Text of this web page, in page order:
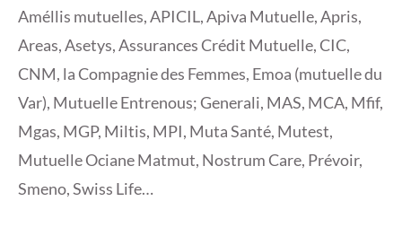
Améllis mutuelles, APICIL, Apiva Mutuelle, Apris,
Areas, Asetys, Assurances Crédit Mutuelle, CIC,
CNM, la Compagnie des Femmes, Emoa (mutuelle du
Var), Mutuelle Entrenous; Generali, MAS, MCA, Mfif,
Mgas, MGP, Miltis, MPI, Muta Santé, Mutest,
Mutuelle Ociane Matmut, Nostrum Care, Prévoir,
Smeno, Swiss Life…